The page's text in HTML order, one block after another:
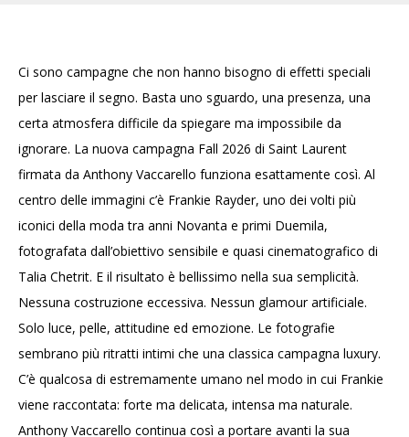
Ci sono campagne che non hanno bisogno di effetti speciali
per lasciare il segno. Basta uno sguardo, una presenza, una
certa atmosfera difficile da spiegare ma impossibile da
ignorare. La nuova campagna Fall 2026 di Saint Laurent
firmata da Anthony Vaccarello funziona esattamente così. Al
centro delle immagini c’è Frankie Rayder, uno dei volti più
iconici della moda tra anni Novanta e primi Duemila,
fotografata dall’obiettivo sensibile e quasi cinematografico di
Talia Chetrit. E il risultato è bellissimo nella sua semplicità.
Nessuna costruzione eccessiva. Nessun glamour artificiale.
Solo luce, pelle, attitudine ed emozione. Le fotografie
sembrano più ritratti intimi che una classica campagna luxury.
C’è qualcosa di estremamente umano nel modo in cui Frankie
viene raccontata: forte ma delicata, intensa ma naturale.
Anthony Vaccarello continua così a portare avanti la sua